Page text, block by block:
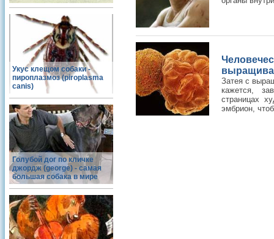
Укус клещом собаки -
пироплазмоз (piroplasma
canis)
Голубой дог по кличке
джордж (george) - самая
большая собака в мире
Затея с
кажется,
страницах
эмбрион,